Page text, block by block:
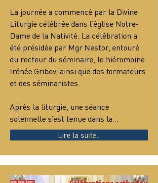
La journée a commencé par la Divine
Liturgie célébrée dans l’église Notre-
Dame de la Nativité. La célébration a
été présidée par Mgr Nestor, entouré
du recteur du séminaire, le hiéromoine
Irénée Gribov, ainsi que des formateurs
et des séminaristes.
Après la liturgie, une séance
solennelle s’est tenue dans la…
Lire la suite...